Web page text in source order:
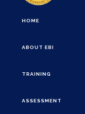
HOME
ABOUT EBI
TRAINING
ASSESSMENT